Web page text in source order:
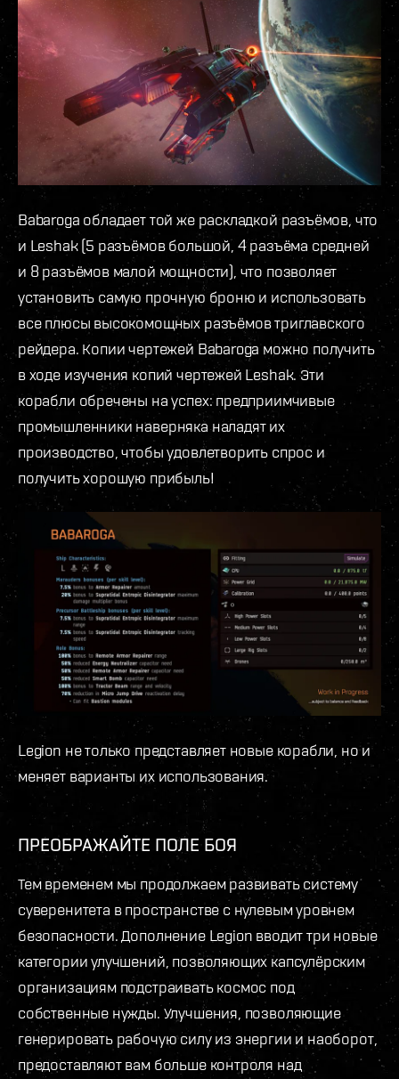
Babaroga обладает той же раскладкой разъёмов, что
и Leshak (5 разъёмов большой, 4 разъёма средней
и 8 разъёмов малой мощности), что позволяет
установить самую прочную броню и использовать
все плюсы высокомощных разъёмов триглавского
рейдера. Копии чертежей Babaroga можно получить
в ходе изучения копий чертежей Leshak. Эти
корабли обречены на успех: предприимчивые
промышленники наверняка наладят их
производство, чтобы удовлетворить спрос и
получить хорошую прибыль!
Legion не только представляет новые корабли, но и
меняет варианты их использования.
ПРЕОБРАЖАЙТЕ ПОЛЕ БОЯ
Тем временем мы продолжаем развивать систему
суверенитета в пространстве с нулевым уровнем
безопасности. Дополнение Legion вводит три новые
категории улучшений, позволяющих капсулёрским
организациям подстраивать космос под
собственные нужды. Улучшения, позволяющие
генерировать рабочую силу из энергии и наоборот,
предоставляют вам больше контроля над